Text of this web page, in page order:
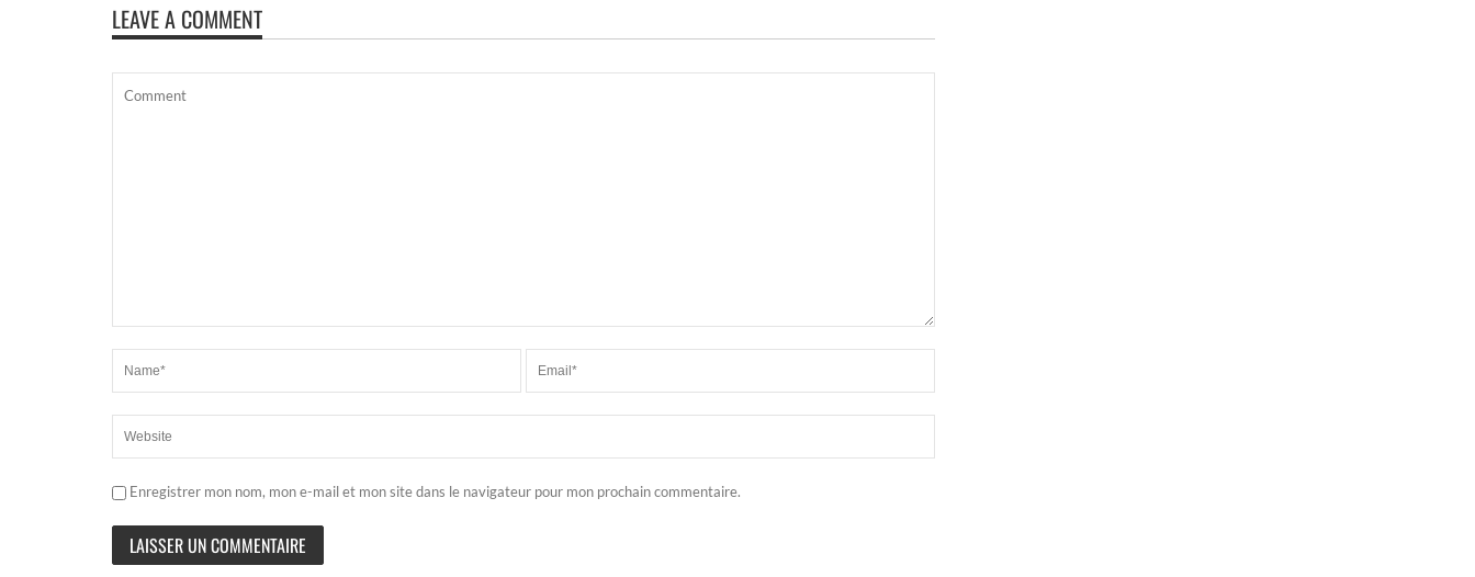
LEAVE A COMMENT
Enregistrer mon nom, mon e-mail et mon site dans le navigateur pour mon prochain commentaire.